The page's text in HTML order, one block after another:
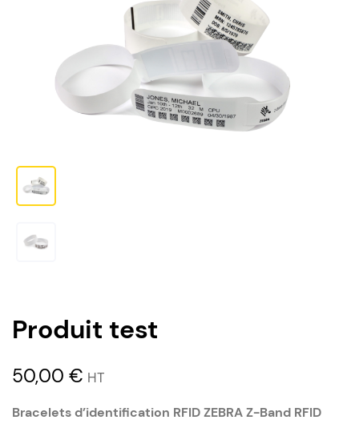
Produit test
50,00 € HT
Bracelets d’identification RFID ZEBRA Z-Band RFID